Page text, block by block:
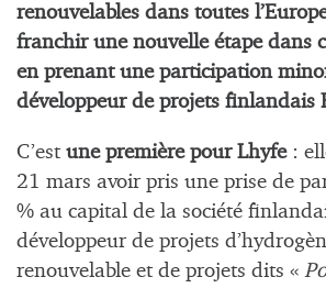
renouvelables dans toutes
franchir une nouvelle étape dans
en prenant une participation
développeur de projets finlandais
C’est une première pour Lhyfe:
21 mars avoir pris une prise de
% au capital de la société
développeur de projets
renouvelable et de projets dits «